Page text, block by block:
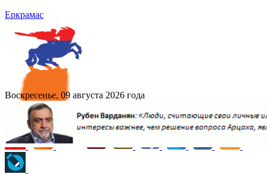
Еркрамас
Воскресенье, 09 августа 2026 года